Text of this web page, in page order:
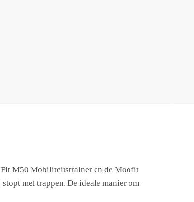
Fit M50 Mobiliteitstrainer en de Moofit
met trappen. De ideale manier om